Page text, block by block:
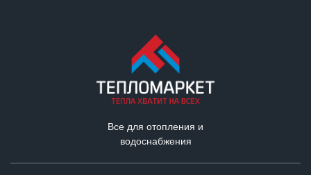
Все для отопления и
водоснабжения